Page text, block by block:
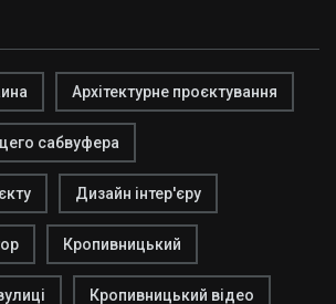
Архітектурне проєктування
сабвуфера
Дизайн інтер'єру
Кропивницький
Кропивницький відео